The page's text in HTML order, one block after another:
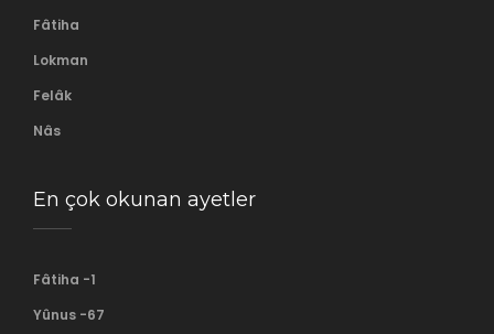
Fâtiha
Lokman
Felâk
Nâs
En çok okunan ayetler
Fâtiha -1
Yûnus -67